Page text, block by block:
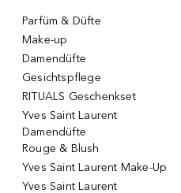
Parfüm & Düfte
Make-up
Damendüfte
Gesichtspflege
RITUALS Geschenkset
Yves Saint Laurent
Damendüfte
Rouge & Blush
Yves Saint Laurent Make-Up
Yves Saint Laurent